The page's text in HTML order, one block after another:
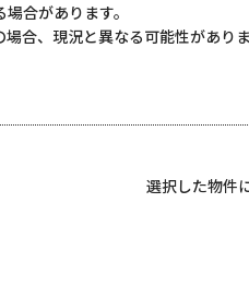
合があります。
合、現況と異なる可能性がありま
選択した物件